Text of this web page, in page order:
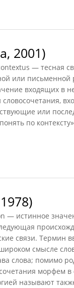
2001)
— тесная
или письменной
входящих в
или
по
— истинное
связи. Термин
смысле
слова; помимо
морфем
называют